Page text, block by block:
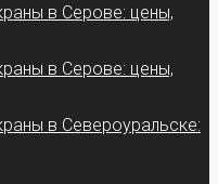
в Серове: цены,
в Серове: цены,
в Североуральске: